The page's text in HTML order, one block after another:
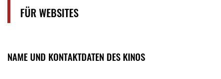
ÜR WEBSITES
NAME UND KONTAKTDATEN DES KINOS